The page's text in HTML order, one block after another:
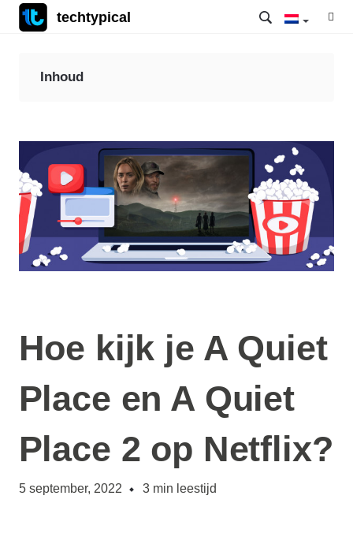
techtypical
Hoe kijk je A Quiet
Place en A Quiet
Place 2 op Netflix?
5 september, 2022 3 min leestijd
Inhoud